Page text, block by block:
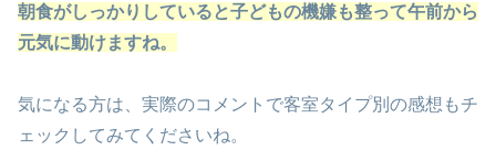
朝食がしっかりしていると子どもの機嫌も整って午前から
元気に動けますね。
気になる方は、実際のコメントで客室タイプ別の感想もチ
ェックしてみてくださいね。